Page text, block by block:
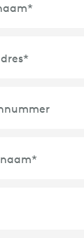
*
*
*